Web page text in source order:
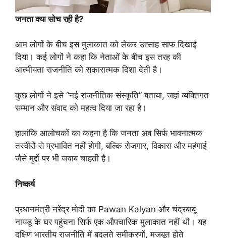
जनता क्या सोच रही है?
आम लोगों के बीच इस मुलाकात को लेकर उत्साह साफ दिखाई
दिया। कई लोगों ने कहा कि नेताओं के बीच इस तरह की
आत्मीयता राजनीति को सकारात्मक दिशा देती है।
कुछ लोगों ने इसे “नई राजनीतिक संस्कृति” बताया, जहां व्यक्तिगत
सम्मान और संवाद को महत्व दिया जा रहा है।
हालांकि आलोचकों का कहना है कि जनता अब सिर्फ भावनात्मक
तस्वीरों से प्रभावित नहीं होगी, बल्कि रोजगार, विकास और महंगाई
जैसे मुद्दों पर भी जवाब चाहती है।
निष्कर्ष
प्रधानमंत्री नरेंद्र मोदी का Pawan Kalyan और चंद्रबाबू
नायडू के घर पहुंचना सिर्फ एक औपचारिक मुलाकात नहीं थी। यह
दक्षिण भारतीय राजनीति में बदलते समीकरणों, मजबूत होते